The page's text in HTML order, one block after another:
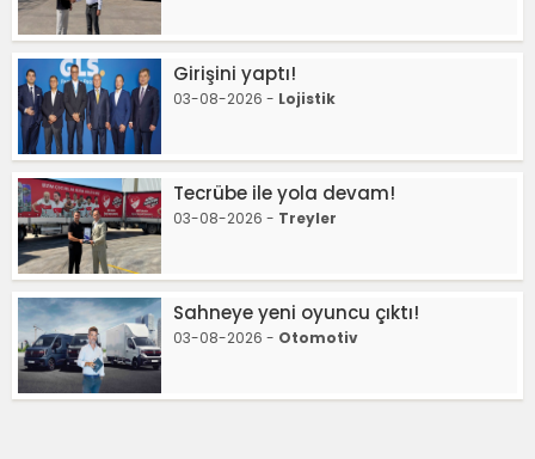
Girişini yaptı!
03-08-2026 - Lojistik
Tecrübe ile yola devam!
03-08-2026 - Treyler
Sahneye yeni oyuncu çıktı!
03-08-2026 - Otomotiv